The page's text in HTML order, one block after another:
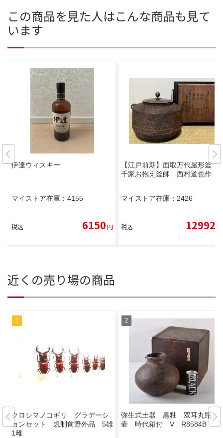
この商品を見た人はこんな商品も見て
います
伊達ウィスキー
マイストア在庫： 4155
税込 6150円
【江戸前期】面取万代屋形釜
千家お抱え釜師 西村道也作
マイストア在庫： 2426
税込 12992
近くの売り場の商品
クロシマノコギリ グラデーシ
ョンセット 規制前野外品 5雄
1雌
弥生式土器 黒釉 双耳丸瓶
壷 時代箱付 V R8584B